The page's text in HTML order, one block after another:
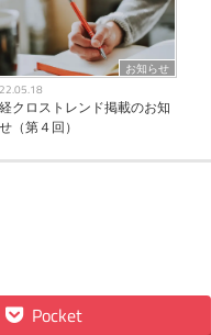
お知らせ
クロストレンド掲載のお知
（第４回）
Pocket